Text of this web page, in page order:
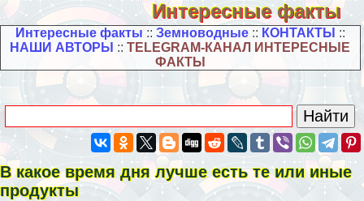
Интересные факты
Интересные факты :: Земноводные:: КОНТАКТЫ ::
НАШИ АВТОРЫ ::TELEGRAM-КАНАЛ ИНТЕРЕСНЫЕ
ФАКТЫ
В какое время дня лучше есть те или иные
продукты